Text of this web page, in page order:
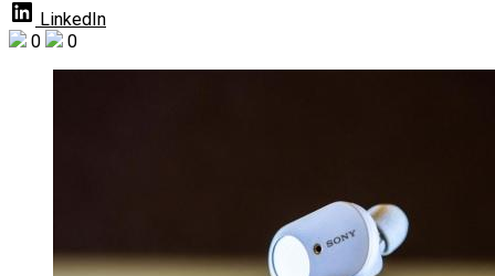
LinkedIn
0
0